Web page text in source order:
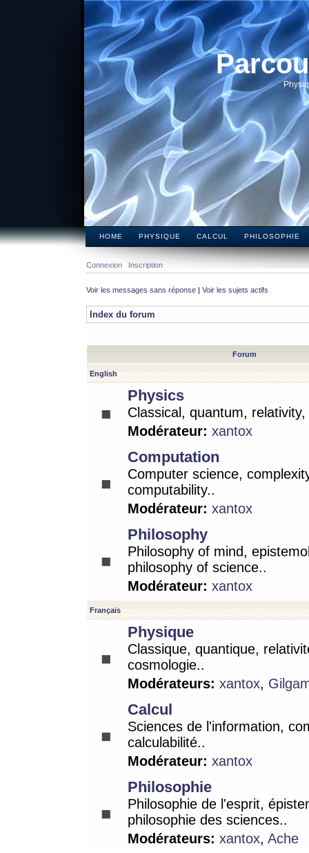
HOME PHYSIQUE CALCUL PHILOSOPHIE
Connexion Inscription
Voir les messages sans réponse | Voir les sujets actifs
Index du forum
Forum
English
Physics
Classical, quantum,
Modérateur: xantox
Computation
Computer science,
computability..
Modérateur: xantox
Philosophy
Philosophy of mind,
philosophy of science..
Modérateur: xantox
Français
Physique
Classique, quantique,
cosmologie..
Modérateurs: xantox,
Calcul
Sciences de l'information,
calculabilité..
Modérateur: xantox
Philosophie
Philosophie de l'esprit,
philosophie des sciences..
Modérateurs: xantox, Ache